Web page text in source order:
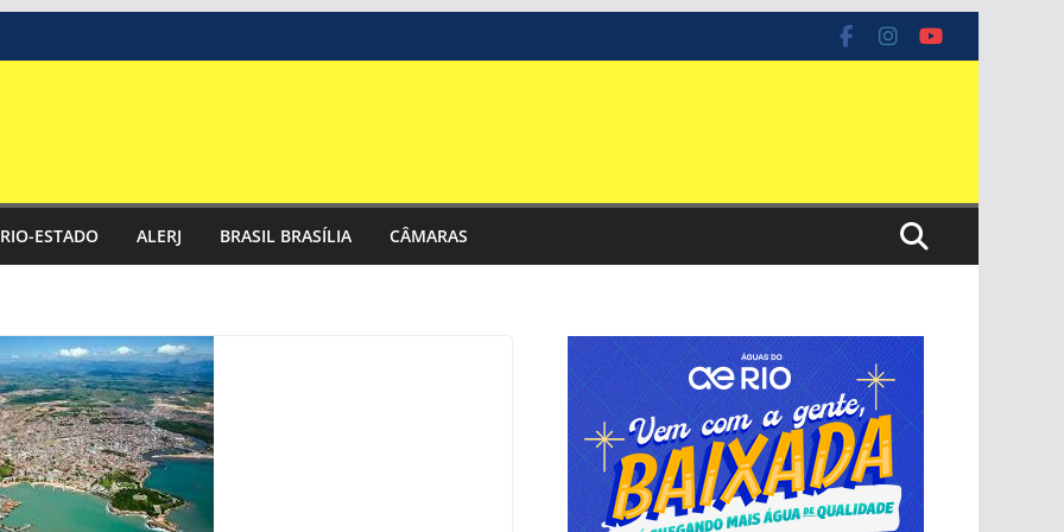
RIO-ESTADO ALERJ BRASIL BRASÍLIA CÂMARAS